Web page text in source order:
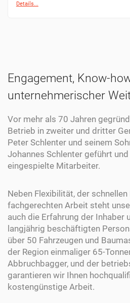
Details...
Engagement, Know-
unternehmerischer
Vor mehr als 70 Jahren
Betrieb in zweiter und dritter
Peter Schlenter und seinem
Johannes Schlenter geführt
eingespielte Mitarbeiter.
Neben Flexibilität, der
fachgerechten Arbeit steht
auch die Erfahrung der Inhaber
langjährig beschäftigten
über 50 Fahrzeugen und
der Region einmaliger 65-
Abbruchbagger, und der
garantieren wir Ihnen
kostengünstige Arbeit.